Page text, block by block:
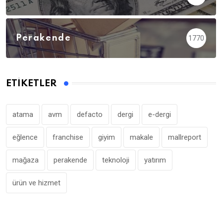
Perakende 1770
ETIKETLER
atama avm defacto dergi e-dergi
eğlence franchise giyim makale mallreport
mağaza perakende teknoloji yatırım
ürün ve hizmet